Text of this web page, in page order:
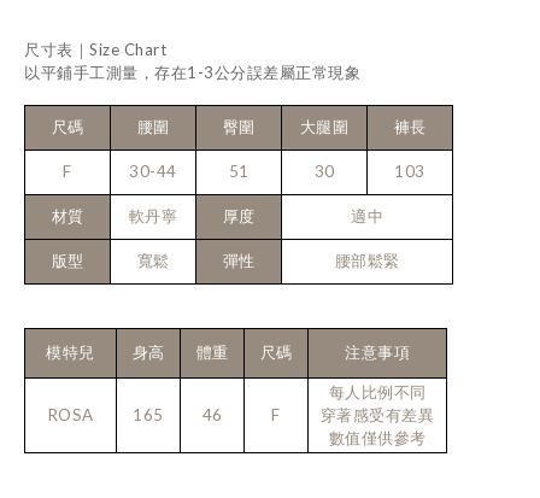
尺寸表｜Size Chart
以平鋪手工測量，存在1-3公分誤差屬正常現象
尺碼 腰圍 臀圍 大腿圍 褲長
F 30-44 51 30 103
材質 軟丹寧 厚度 適中
版型 寬鬆 彈性 腰部鬆緊
模特兒 身高 體重 尺碼 注意事項
ROSA 165 46 F
每人比例不同
穿著感受有差異
數值僅供參考